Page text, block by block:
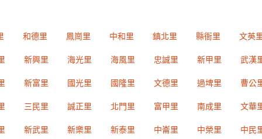
和德里 鳳崗里 中和里 鎮北里 縣衙里 文英
新興里 海光里 海風里 忠誠里 新甲里 武漢
新富里 國光里 國隆里 文德里 過埤里 曹公
三民里 誠正里 北門里 富甲里 南成里 文華
新武里 新樂里 新泰里 中崙里 中榮里 中民